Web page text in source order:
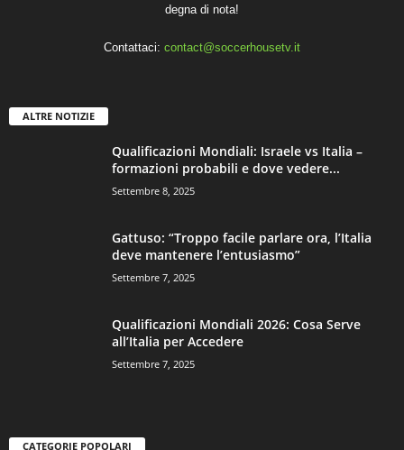
degna di nota!
Contattaci: contact@soccerhousetv.it
ALTRE NOTIZIE
Qualificazioni Mondiali: Israele vs Italia –
formazioni probabili e dove vedere...
Settembre 8, 2025
Gattuso: “Troppo facile parlare ora, l’Italia
deve mantenere l’entusiasmo”
Settembre 7, 2025
Qualificazioni Mondiali 2026: Cosa Serve
all’Italia per Accedere
Settembre 7, 2025
CATEGORIE POPOLARI